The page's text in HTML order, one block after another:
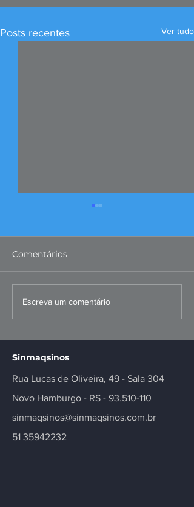
Posts recentes Ver tudo
FIERGS: corte da Selic é
positivo, mas
Comentários
Escreva um comentário
Sinmaqsinos
Rua Lucas de Oliveira, 49 - Sala 304
Novo Hamburgo - RS - 93.510-110
sinmaqsinos@sinmaqsinos.com.br
51 35942232